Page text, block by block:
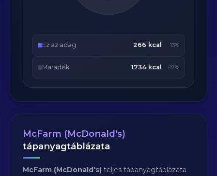
Ez az adag 266 kcal 13%
Maradék 1734 kcal 87%
McFarm (McDonald's)
tápanyagtáblázata
McFarm (McDonald's) teljes tápanyagtáblázata